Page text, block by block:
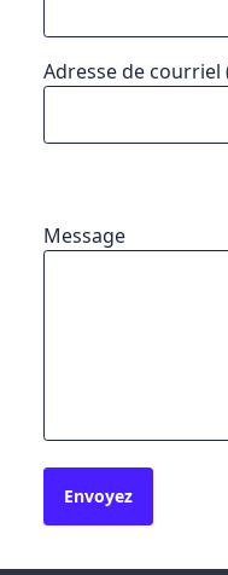
Adresse de courriel
Message